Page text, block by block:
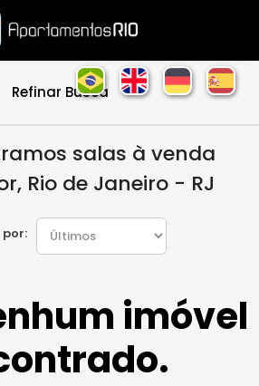
Refinar Busca
salas à venda
Rio de Janeiro - RJ
imóvel